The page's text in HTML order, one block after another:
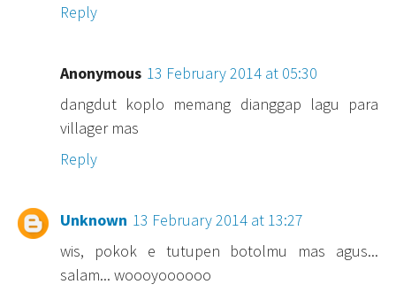
Reply
Anonymous 13 February 2014 at 05:30
dangdut koplo memang dianggap lagu para
villager mas
Reply
Unknown 13 February 2014 at 13:27
wis, pokok e tutupen botolmu mas agus...
salam... woooyoooooo